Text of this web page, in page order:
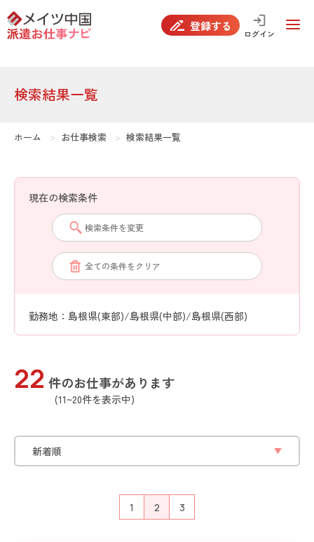
false
登録する
ログイン
検索結果一覧
ホーム お仕事検索 検索結果一覧
現在の検索条件
検索条件を変更
全ての条件をクリア
勤務地：島根県(東部)/島根県(中部)/島根県(西部)
22 件のお仕事があります
(11~20件を表示中)
1 2 3